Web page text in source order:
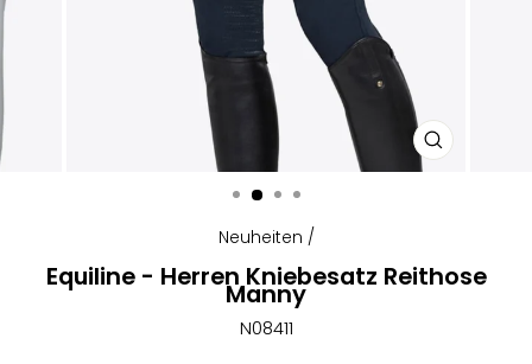
Neuheiten /
Equiline - Herren Kniebesatz Reithose
Manny
N08411